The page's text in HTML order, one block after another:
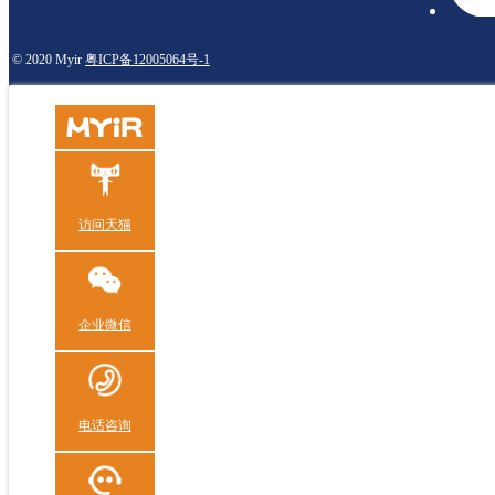
© 2020 Myir 粤ICP备12005064号-1
访问天猫
企业微信
电话咨询